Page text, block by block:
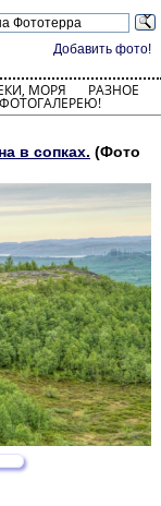
Добавить фото!
МОРЯ РАЗНОЕ
в сопках. (Фото